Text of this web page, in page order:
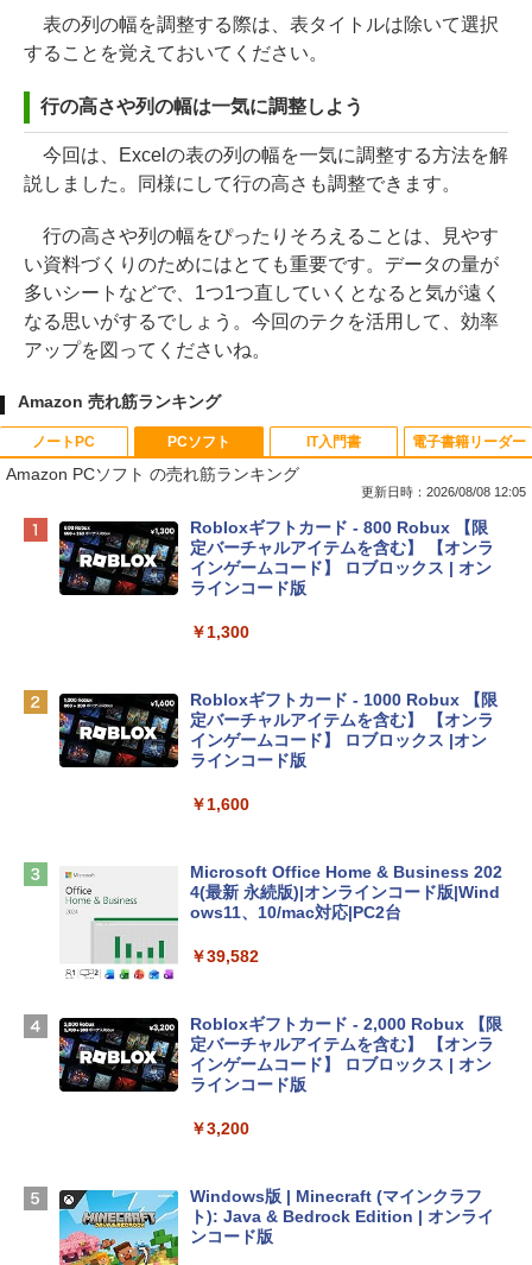
表の列の幅を調整する際は、表タイトルは除いて選択
することを覚えておいてください。
行の高さや列の幅は一気に調整しよう
今回は、Excelの表の列の幅を一気に調整する方法を解
説しました。同様にして行の高さも調整できます。
行の高さや列の幅をぴったりそろえることは、見やす
い資料づくりのためにはとても重要です。データの量が
多いシートなどで、1つ1つ直していくとなると気が遠く
なる思いがするでしょう。今回のテクを活用して、効率
アップを図ってくださいね。
Amazon 売れ筋ランキング
ノートPC
Apple 2026 MacBook Neo A18 Proチッ
プ搭載13インチノートブック：AIとAppl
e Intelligenceのために設計、Liquid Ret
inaディスプレイ、8GBユニファイドメモ
eTime HDカメラ - インディゴ
tomtoc 360°保護 15.6 16インチ パソコ
ンケース Dell NEC Lavie ASUS HP dyna
Apple 2026 MacBook Air M5チップ搭載
13インチノートブック：AIとApple Intell
スプレイ、16GBユニファイドメモリ、1
D - シルバー
￥261,414
【Amazon.co.jp限定】 HP ノートパソコ
￥129,800
PCソフト
Amazon PCソフト の売れ筋ランキング
更新日時：2026/08/08 12:05
Robloxギフトカード - 800 Robux 【限
定バーチャルアイテムを含む】 【オンラ
インゲームコード】 ロブロックス | オン
ラインコード版
￥1,300
Robloxギフトカード - 1000 Robux 【限
定バーチャルアイテムを含む】 【オンラ
インゲームコード】 ロブロックス |オン
ラインコード版
￥1,600
Microsoft Office Home & Business 202
4(最新 永続版)|オンラインコード版|Wind
ows11、10/mac対応|PC2台
￥39,582
Robloxギフトカード - 2,000 Robux 【限
定バーチャルアイテムを含む】 【オンラ
インゲームコード】 ロブロックス | オン
ラインコード版
￥3,200
Windows版 | Minecraft (マインクラフ
ト): Java & Bedrock Edition | オンライ
ンコード版
IT入門書 電子書籍リーダー